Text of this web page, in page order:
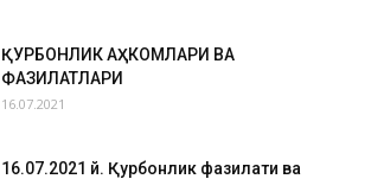
ҚУРБОНЛИК АҲКОМЛАРИ ВА
ФАЗИЛАТЛАРИ
16.07.2021
16.07.2021 й. Қурбонлик фазилати ва